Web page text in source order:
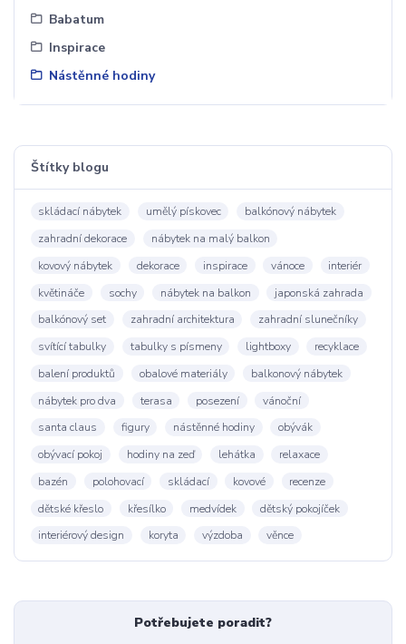
Babatum
Inspirace
Nástěnné hodiny
Štítky blogu
skládací nábytek umělý pískovec
balkónový nábytek
zahradní dekorace
nábytek na malý balkon
kovový nábytek
dekorace inspirace vánoce
interiér
květináče
sochy nábytek na balkon
japonská zahrada
balkónový set
zahradní architektura
zahradní slunečníky
svítící tabulky
tabulky s písmeny lightboxy
recyklace
balení produktů
obalové materiály
balkonový nábytek
nábytek pro dva
terasa posezení
vánoční
santa claus
figury nástěnné hodiny
obývák
obývací pokoj
hodiny na zeď lehátka
relaxace
bazén
polohovací skládací kovové
recenze
dětské křeslo
křesílko medvídek
dětský pokojíček
interiérový design
koryta výzdoba věnce
Potřebujete poradit?